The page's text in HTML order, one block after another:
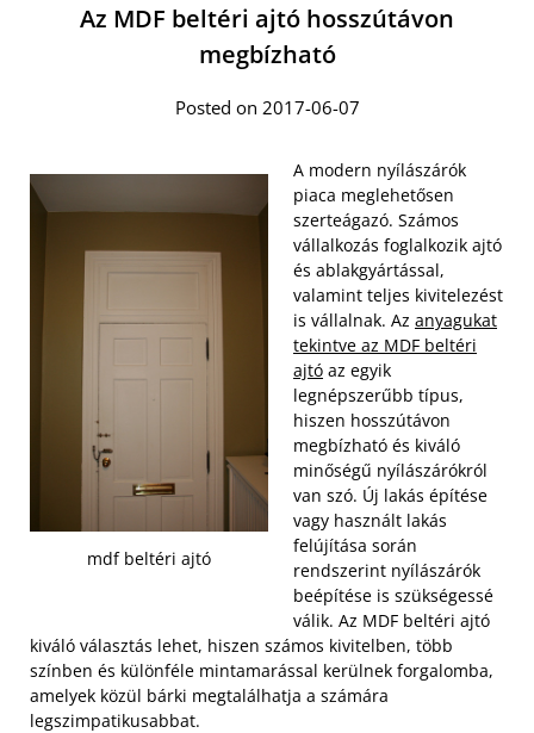
Az MDF beltéri ajtó hosszútávon
megbízható
Posted on 2017-06-07
mdf beltéri ajtó
A modern nyílászárók
piaca meglehetősen
szerteágazó. Számos
vállalkozás foglalkozik ajtó
és ablakgyártással,
valamint teljes kivitelezést
is vállalnak. Az anyagukat
tekintve az MDF beltéri
ajtó az egyik
legnépszerűbb típus,
hiszen hosszútávon
megbízható és kiváló
minőségű nyílászárókról
van szó. Új lakás építése
vagy használt lakás
felújítása során
rendszerint nyílászárók
beépítése is szükségessé
válik. Az MDF beltéri ajtó
kiváló választás lehet, hiszen számos kivitelben, több
színben és különféle mintamarással kerülnek forgalomba,
amelyek közül bárki megtalálhatja a számára
legszimpatikusabbat.